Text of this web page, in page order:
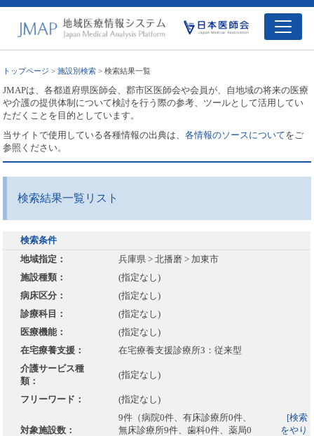
トップページ >施設別検索 > 検索結果一覧
JMAPは、各都道府県医師会、郡市区医師会や会員が、自地域の将来の医療
や介護の提供体制について検討を行う際の参考、ツールとして活用してい
ただくことを目的としています。
当サイトで使用している各種情報の出典は、各情報のソースについてをご
参照ください。
検索結果一覧リスト
検索条件
地域指定：
兵庫県 > 北播磨 > 加東市
施設種類：
(指定なし)
病床区分：
(指定なし)
診療科目：
(指定なし)
医療機能：
(指定なし)
在宅療養支援：
在宅療養支援診療所3：従来型
介護サービス種
類：
(指定なし)
フリーワード： (指定なし)
対象施設数：
9件（病院0件、有床診療所0件、
無床診療所9件、歯科0件、薬局0
[検索
をやり